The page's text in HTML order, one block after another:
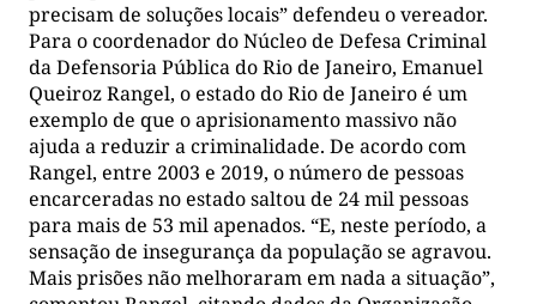
precisam de soluções locais” defendeu o vereador.
Para o coordenador do Núcleo de Defesa Criminal
da Defensoria Pública do Rio de Janeiro, Emanuel
Queiroz Rangel, o estado do Rio de Janeiro é um
exemplo de que o aprisionamento massivo não
ajuda a reduzir a criminalidade. De acordo com
Rangel, entre 2003 e 2019, o número de pessoas
encarceradas no estado saltou de 24 mil pessoas
para mais de 53 mil apenados. “E, neste período, a
sensação de insegurança da população se agravou.
Mais prisões não melhoraram em nada a situação”,